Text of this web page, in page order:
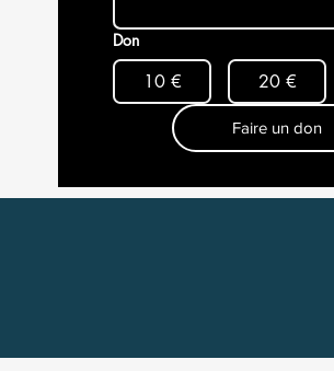
Don
10 € 20 €
Faire un don